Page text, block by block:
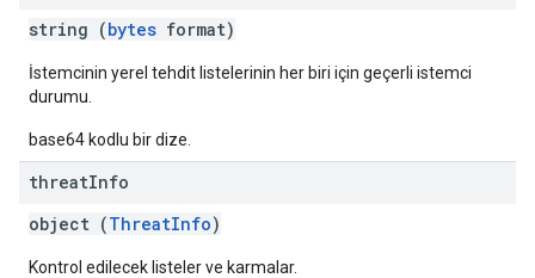
string (bytes format)
İstemcinin yerel tehdit listelerinin her biri için geçerli istemci
durumu.
base64 kodlu bir dize.
threatInfo
object (ThreatInfo)
Kontrol edilecek listeler ve karmalar.